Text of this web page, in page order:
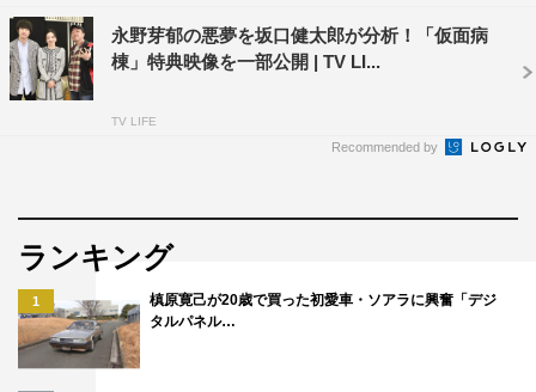
チャッキーとの戦いの後、精神科病棟に入院したニカ。彼
女は病院で治療を受けていたが、精神科医がセラピーでチ
ったニカはチャッキーのことを知るアンディとともにチャ
ッキー、そして花嫁のティファニーと壮絶な戦いを始め
永野芽郁の悪夢を坂口健太郎が分析！「仮面病
棟」特典映像を一部公開 | TV LI...
TV LIFE
Recommended by
ランキング
1
槙原寛己が20歳で買った初愛車・ソアラに興奮「デジ
タルパネル…